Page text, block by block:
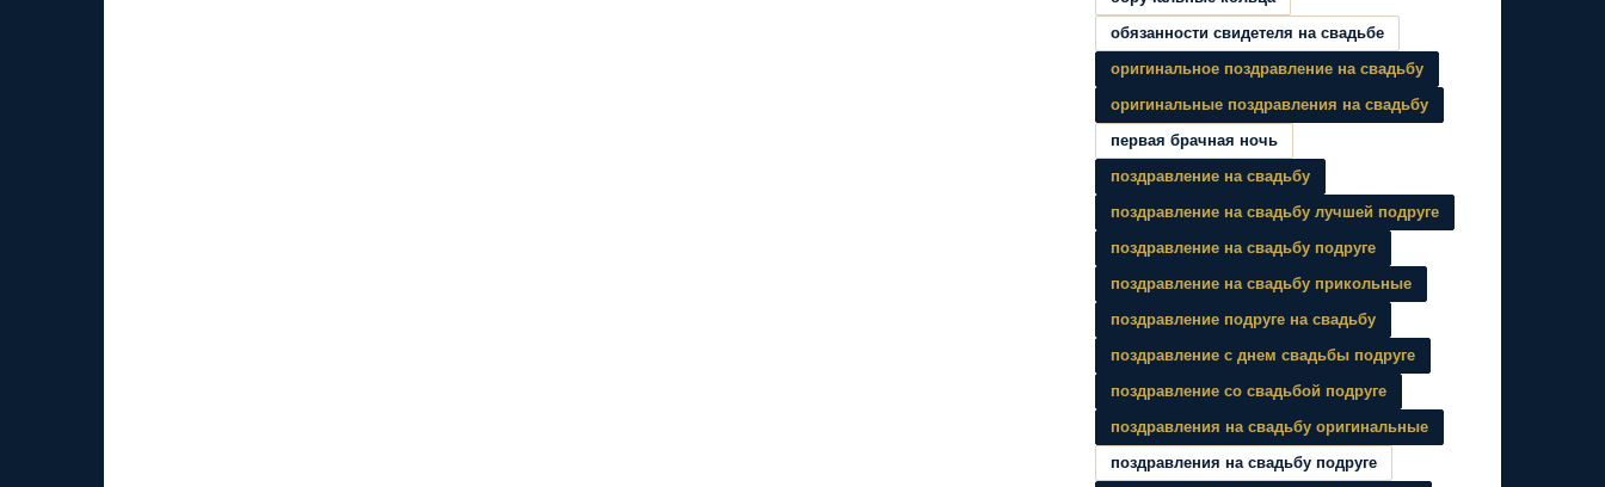
обязанности свидетеля на свадьбе
оригинальное поздравление на свадьбу
оригинальные поздравления на свадьбу
первая брачная ночь
поздравление на свадьбу
поздравление на свадьбу лучшей подруге
поздравление на свадьбу подруге
поздравление на свадьбу прикольные
поздравление подруге на свадьбу
поздравление с днем свадьбы подруге
поздравление со свадьбой подруге
поздравления на свадьбу оригинальные
поздравления на свадьбу подруге